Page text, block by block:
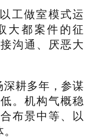
做室模式运
大都案件的征
沟通、厌恶大
耕多年，参谋
。机构气概稳
布景中等、以